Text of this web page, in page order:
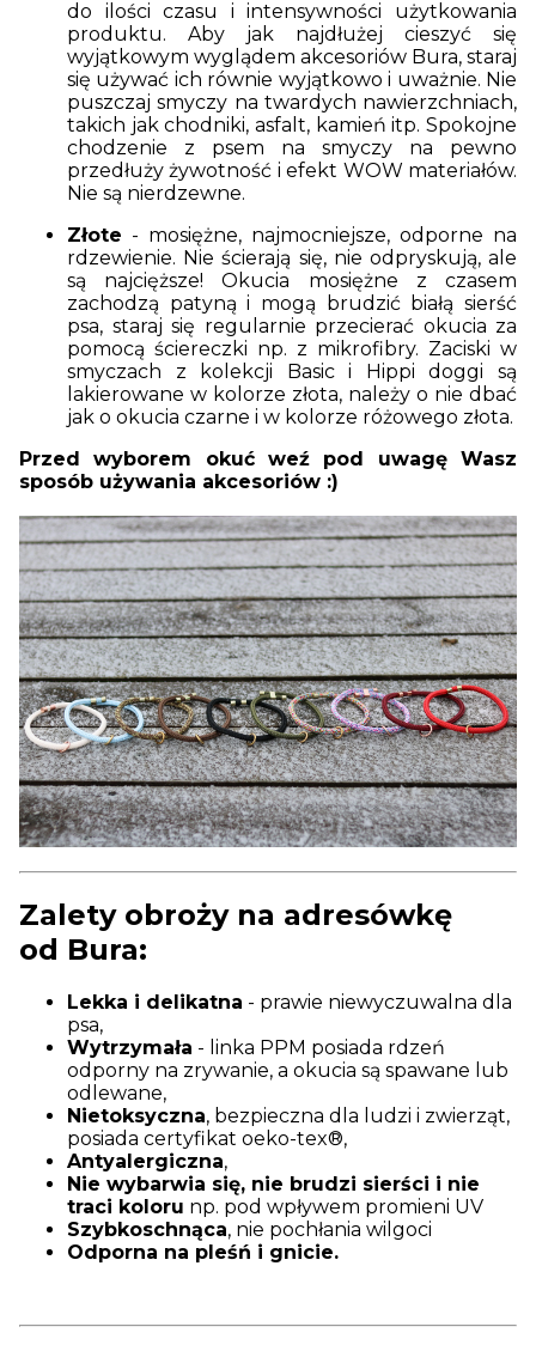
do ilości czasu i intensywności użytkowania
produktu. Aby jak najdłużej cieszyć się
wyjątkowym wyglądem akcesoriów Bura, staraj
się używać ich równie wyjątkowo i uważnie. Nie
puszczaj smyczy na twardych nawierzchniach,
takich jak chodniki, asfalt, kamień itp. Spokojne
chodzenie z psem na smyczy na pewno
przedłuży żywotność i efekt WOW materiałów.
Nie są nierdzewne.
Złote - mosiężne, najmocniejsze, odporne na
rdzewienie. Nie ścierają się, nie odpryskują, ale
są najcięższe! Okucia mosiężne z czasem
zachodzą patyną i mogą brudzić białą sierść
psa, staraj się regularnie przecierać okucia za
pomocą ściereczki np. z mikrofibry. Zaciski w
smyczach z kolekcji Basic i Hippi doggi są
lakierowane w kolorze złota, należy o nie dbać
jak o okucia czarne i w kolorze różowego złota.
Przed wyborem okuć weź pod uwagę Wasz
sposób używania akcesoriów :)
Zalety obroży na adresówkę
od Bura:
Lekka i delikatna - prawie niewyczuwalna dla
psa,
Wytrzymała - linka PPM posiada rdzeń
odporny na zrywanie, a okucia są spawane lub
odlewane,
Nietoksyczna, bezpieczna dla ludzi i zwierząt,
posiada certyfikat oeko-tex®,
Antyalergiczna,
Nie wybarwia się, nie brudzi sierści i nie
traci koloru np. pod wpływem promieni UV
Szybkoschnąca, nie pochłania wilgoci
Odporna na pleśń i gnicie.